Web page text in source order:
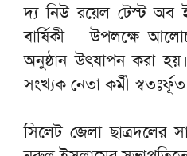
দ্য নিউ রয়েল টেস্ট অব
বার্ষিকী উপলক্ষে
অনুষ্ঠান উৎযাপন করা
সংখ্যক নেতা কর্মী
সিলেট জেলা ছাত্রদলের